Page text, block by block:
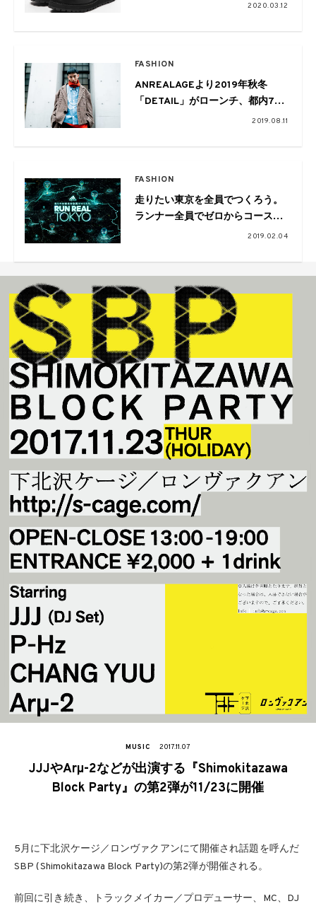
2020.03.12
FASHION
ANREALAGEより2019年秋冬
「DETAIL」がローンチ、都内7店
舗でポップアップストアを開催
2019.08.11
FASHION
走りたい東京を全員でつくろう。
ランナー全員でゼロからコースを
つくり上げる、次世代型ランニン
2019.02.04
MUSIC 2017.11.07
JJJやArµ-2などが出演する『Shimokitazawa
Block Party』の第2弾が11/23に開催
5月に下北沢ケージ／ロンヴァクアンにて開催され話題を呼んだ
SBP (Shimokitazawa Block Party)の第2弾が開催される。
前回に引き続き、トラックメイカー／プロデューサー、MC、DJ